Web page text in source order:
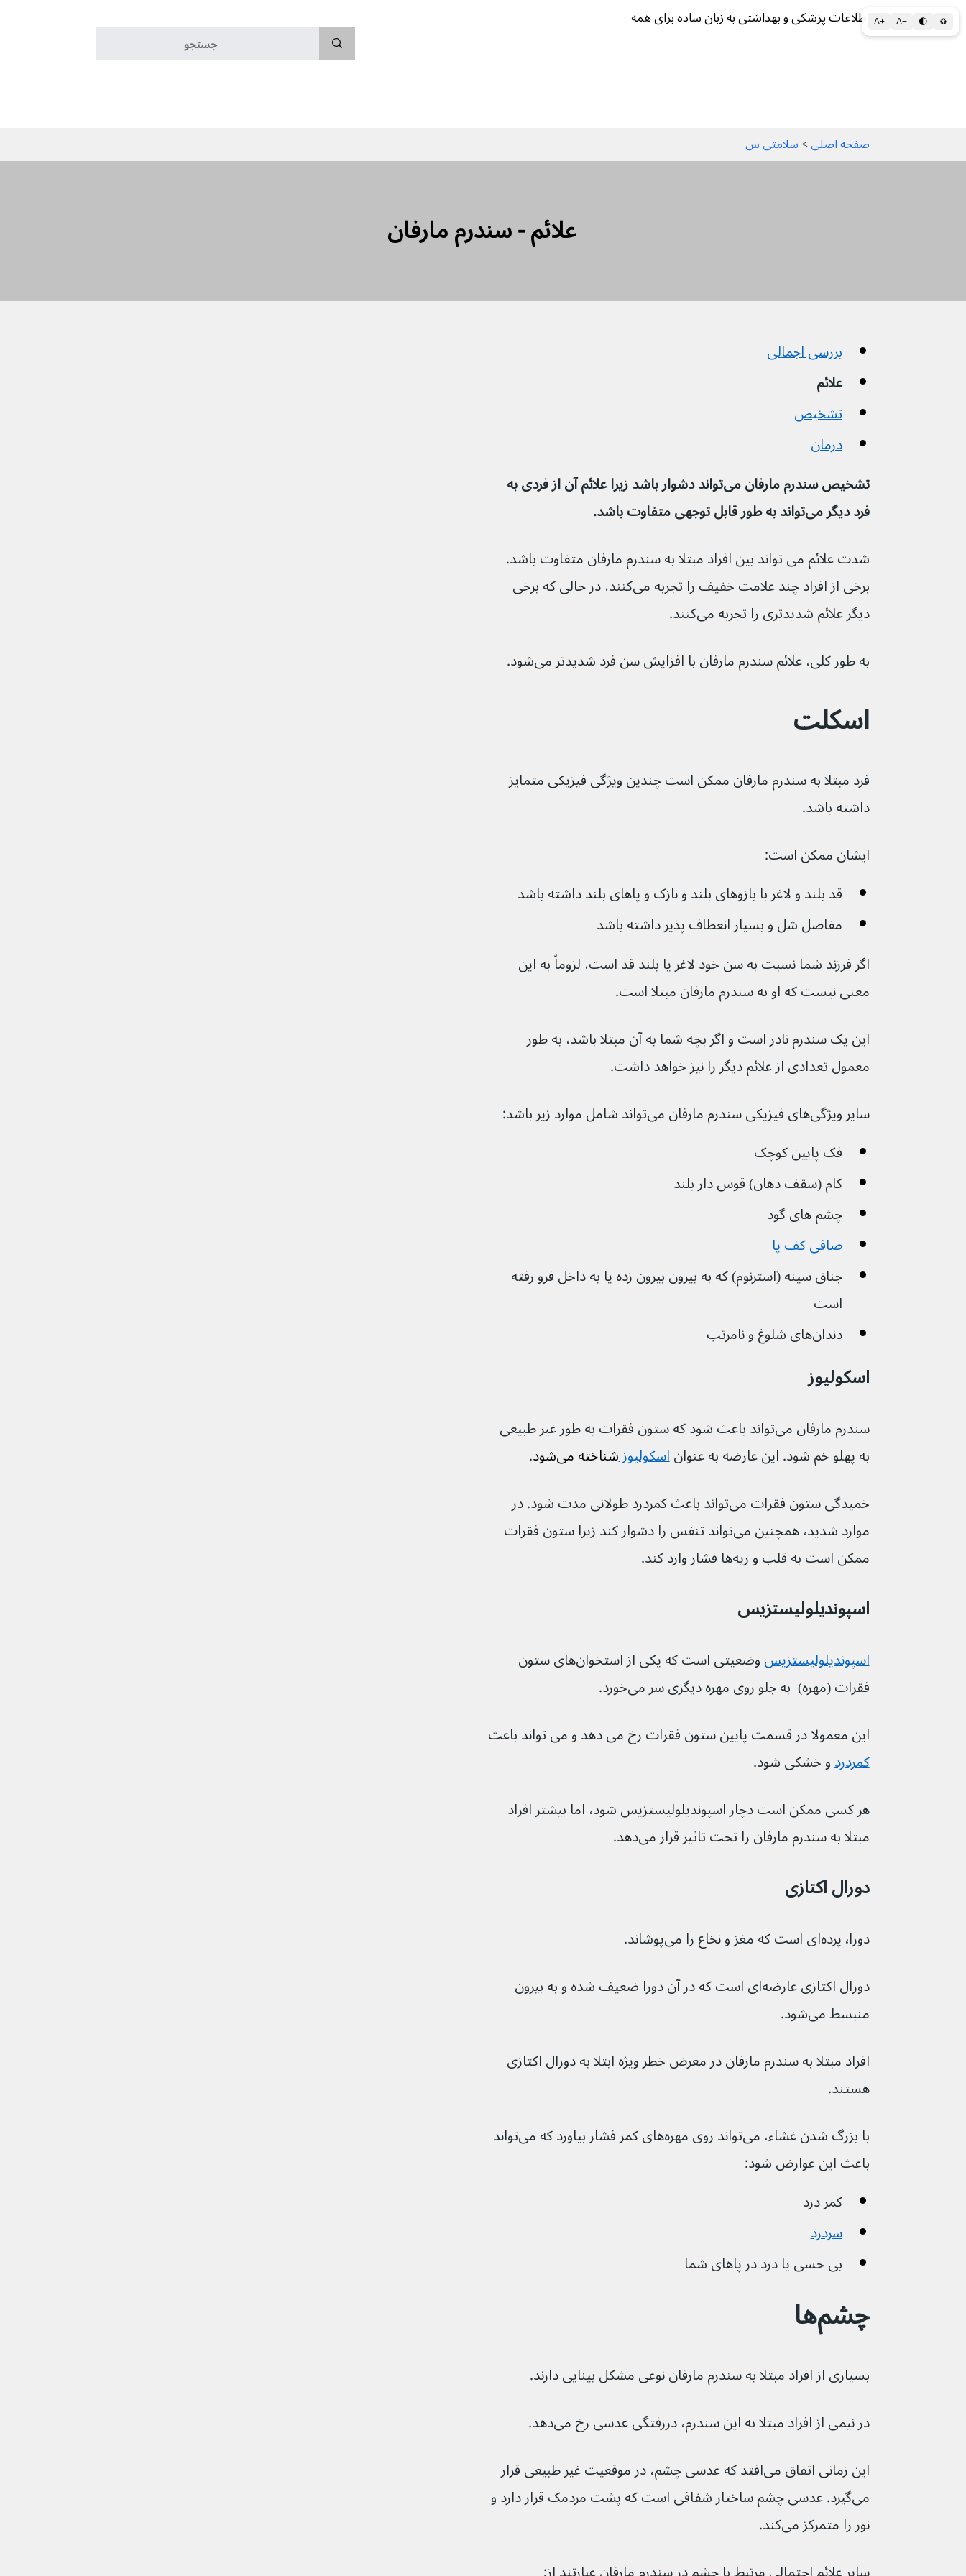
A+ A− 🌓 ♻ اطلاعات پزشکی و بهداشتی به زبان ساده برای همه
صفحه اصلی > سلامتی س
علائم - سندرم مارفان
بررسی اجمالی
علائم
تشخیص
درمان
تشخیص سندرم مارفان می‌تواند دشوار باشد زیرا علائم آن از فردی به
فرد دیگر می‌تواند به طور قابل توجهی متفاوت باشد.
شدت علائم می تواند بین افراد مبتلا به سندرم مارفان متفاوت باشد.
برخی از افراد چند علامت خفیف را تجربه می‌کنند، در حالی که برخی
دیگر علائم شدیدتری را تجربه می‌کنند.
به طور کلی، علائم سندرم مارفان با افزایش سن فرد شدیدتر می‌شود.
اسکلت
فرد مبتلا به سندرم مارفان ممکن است چندین ویژگی فیزیکی متمایز
داشته باشد.
ایشان ممکن است:
قد بلند و لاغر با بازوهای بلند و نازک و پاهای بلند داشته باشد
مفاصل شل و بسیار انعطاف پذیر داشته باشد
اگر فرزند شما نسبت به سن خود لاغر یا بلند قد است، لزوماً به این
معنی نیست که او به سندرم مارفان مبتلا است.
این یک سندرم نادر است و اگر بچه شما به آن مبتلا باشد، به طور
معمول تعدادی از علائم دیگر را نیز خواهد داشت.
سایر ویژگی‌های فیزیکی سندرم مارفان می‌تواند شامل موارد زیر باشد:
فک پایین کوچک
کام (سقف دهان) قوس دار بلند
چشم های گود
صافی کف پا
جناق سینه (استرنوم) که به بیرون بیرون زده یا به داخل فرو رفته
است
دندان‌های شلوغ و نامرتب
اسکولیوز
سندرم مارفان می‌تواند باعث شود که ستون فقرات به طور غیر طبیعی
به پهلو خم شود. این عارضه به عنوان اسکولیوز شناخته می‌شود
.
خمیدگی ستون فقرات می‌تواند باعث کمردرد طولانی مدت شود. در
موارد شدید، همچنین می‌تواند تنفس را دشوار کند زیرا ستون فقرات
ممکن است به قلب و ریه‌ها فشار وارد کند.
اسپوندیلولیستزیس
اسپوندیلولیستزیس
وضعیتی است که یکی از استخوان‌های ستون
فقرات (مهره)  به جلو روی مهره دیگری سر می‌خورد.
این معمولا در قسمت پایین ستون فقرات رخ می دهد و می تواند باعث
کمردرد و خشکی شود.
هر کسی ممکن است دچار اسپوندیلولیستزیس شود، اما بیشتر افراد
مبتلا به سندرم مارفان را تحت تاثیر قرار می‌دهد.
دورال اکتازی
دورا٬ پرده‌ای است که مغز و نخاع را می‌پوشاند.
دورال اکتازی عارضه‌‌ای است که در آن دورا ضعیف شده و به بیرون
منبسط می‌شود.
افراد مبتلا به سندرم مارفان در معرض خطر ویژه ابتلا به دورال اکتازی
هستند.
با بزرگ شدن غشاء، می‌تواند روی مهره‌های کمر فشار بیاورد که می‌تواند
باعث این عوارض شود:
كمر درد
سردرد
بی حسی یا درد در پاهای شما
چشم‌ها
بسیاری از افراد مبتلا به سندرم مارفان نوعی مشکل بینایی دارند.
در نیمی از افراد مبتلا به این سندرم، دررفتگی عدسی رخ می‌دهد.
این زمانی اتفاق می‌افتد که عدسی چشم، در موقعیت غیر طبیعی قرار
می‌گیرد. عدسی چشم ساختار شفافی است که پشت مردمک قرار دارد و
نور را متمرکز می‌کند.